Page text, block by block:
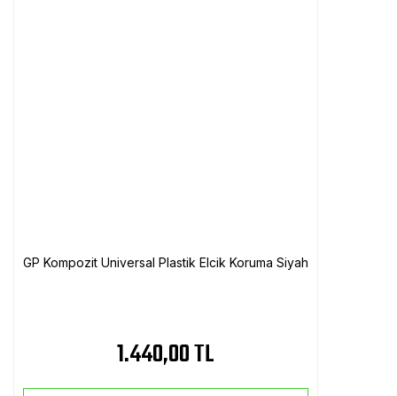
GP Kompozit Universal Plastik Elcik Koruma Siyah
1.440,00 TL